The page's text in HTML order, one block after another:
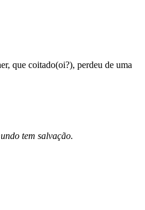
que coitado(oi?), perdeu de uma
tem salvação.